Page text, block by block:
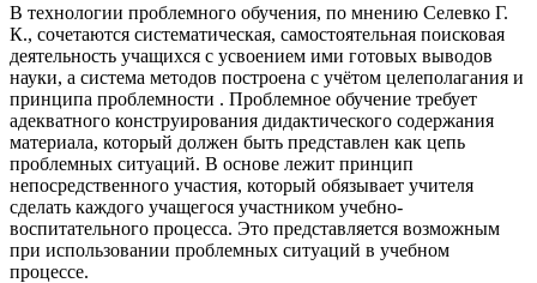
В технологии проблемного обучения, по мнению Селевко Г.
К., сочетаются систематическая, самостоятельная поисковая
деятельность учащихся с усвоением ими готовых выводов
науки, а система методов построена с учётом целеполагания и
принципа проблемности . Проблемное обучение требует
адекватного конструирования дидактического содержания
материала, который должен быть представлен как цепь
проблемных ситуаций. В основе лежит принцип
непосредственного участия, который обязывает учителя
сделать каждого учащегося участником учебно-
воспитательного процесса. Это представляется возможным
при использовании проблемных ситуаций в учебном
процессе.